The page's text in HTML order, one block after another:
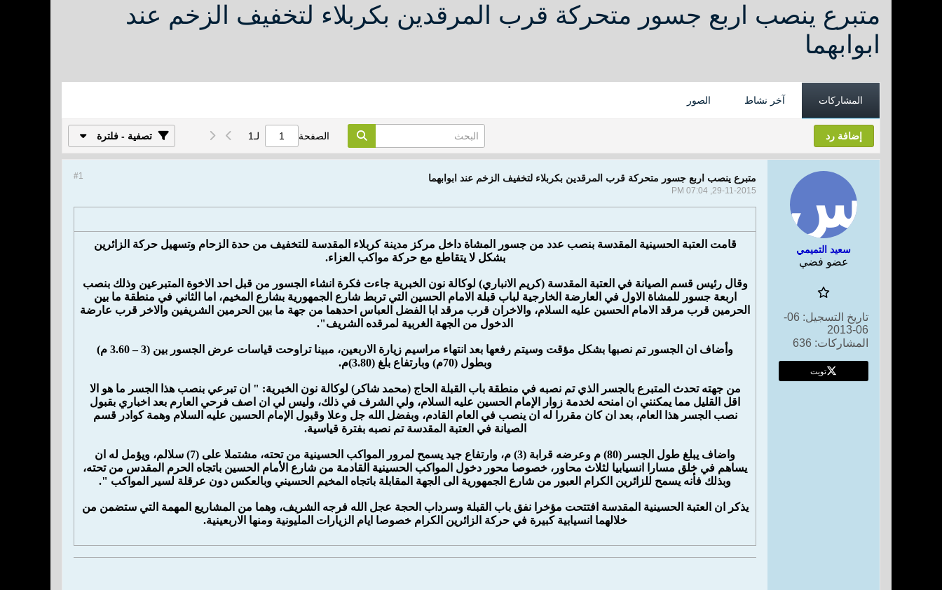
متبرع ينصب اربع جسور متحركة قرب المرقدين بكربلاء لتخفيف الزخم عند
ابوابهما
المشاركات آخر نشاط الصور
إضافة رد الصفحة لـ1 تصفية - فلترة
سعيد التميمي
عضو فضي
تاريخ التسجيل:
06-
06-2013
المشاركات: 636
تويت
#1 متبرع ينصب اربع جسور متحركة قرب المرقدين بكربلاء لتخفيف الزخم عند ابوابهما
29-11-2015, 07:04 PM
قامت العتبة الحسينية المقدسة بنصب عدد من جسور المشاة داخل مركز مدينة كربلاء المقدسة للتخفيف من حدة الزحام وتسهيل حركة الزائرين
بشكل لا يتقاطع مع حركة مواكب العزاء.
وقال رئيس قسم الصيانة في العتبة المقدسة (كريم الانباري) لوكالة نون الخبرية جاءت فكرة انشاء الجسور من قبل احد الاخوة المتبرعين وذلك بنصب
اربعة جسور للمشاة الاول في العارضة الخارجية لباب قبلة الامام الحسين التي تربط شارع الجمهورية بشارع المخيم، اما الثاني في منطقة ما بين
الحرمين قرب مرقد الامام الحسين عليه السلام، والاخران قرب مرقد ابا الفضل العباس احدهما من جهة ما بين الحرمين الشريفين والاخر قرب عارضة
الدخول من الجهة الغربية لمرقده الشريف".
وأضاف ان الجسور تم نصبها بشكل مؤقت وسيتم رفعها بعد انتهاء مراسيم زيارة الاربعين، مبينا تراوحت قياسات عرض الجسور بين (3 – 3.60 م)
وبطول (70م) وبارتفاع بلغ (3.80)م.
من جهته تحدث المتبرع بالجسر الذي تم نصبه في منطقة باب القبلة الحاج (محمد شاكر) لوكالة نون الخبرية: " ان تبرعي بنصب هذا الجسر ما هو الا
اقل القليل مما يمكنني ان امنحه لخدمة زوار الإمام الحسين عليه السلام، ولي الشرف في ذلك، وليس لي ان اصف فرحي العارم بعد اخباري بقبول
نصب الجسر هذا العام، بعد ان كان مقررا له ان ينصب في العام القادم، وبفضل الله جل وعلا وقبول الإمام الحسين عليه السلام وهمة كوادر قسم
الصيانة في العتبة المقدسة تم نصبه بفترة قياسية.
واضاف يبلغ طول الجسر (80) م وعرضه قرابة (3) م، وارتفاع جيد يسمح لمرور المواكب الحسينية من تحته، مشتملا على (7) سلالم، ويؤمل له ان
يساهم في خلق مسارا انسيابيا لثلاث محاور، خصوصا محور دخول المواكب الحسينية القادمة من شارع الأمام الحسين باتجاه الحرم المقدس من تحته،
وبذلك فأنه يسمح للزائرين الكرام العبور من شارع الجمهورية الى الجهة المقابلة باتجاه المخيم الحسيني وبالعكس دون عرقلة لسير المواكب ".
يذكر ان العتبة الحسينية المقدسة افتتحت مؤخرا نفق باب القبلة وسرداب الحجة عجل الله فرجه الشريف، وهما من المشاريع المهمة التي ستضمن من
خلالهما انسيابية كبيرة في حركة الزائرين الكرام خصوصا ايام الزيارات المليونية ومنها الاربعينية.